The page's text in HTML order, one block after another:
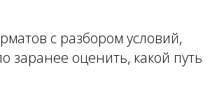
с разбором условий,
заранее оценить, какой путь